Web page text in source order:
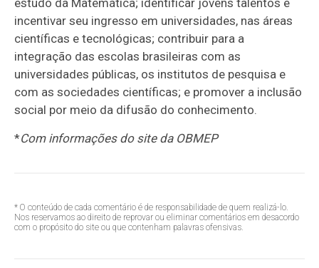
incentivar seu ingresso em universidades, nas áreas
científicas e tecnológicas; contribuir para a
integração das escolas brasileiras com as
universidades públicas, os institutos de pesquisa e
com as sociedades científicas; e promover a inclusão
social por meio da difusão do conhecimento.
*Com informações do site da OBMEP
* O conteúdo de cada comentário é de responsabilidade de quem realizá-lo.
Nos reservamos ao direito de reprovar ou eliminar comentários em desacordo
com o propósito do site ou que contenham palavras ofensivas.